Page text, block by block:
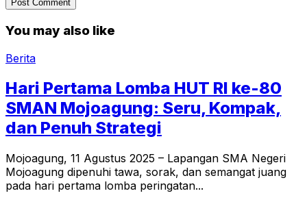
You may also like
Berita
Hari Pertama Lomba HUT RI ke-80
SMAN Mojoagung: Seru, Kompak,
dan Penuh Strategi
Mojoagung, 11 Agustus 2025 – Lapangan SMA Negeri
Mojoagung dipenuhi tawa, sorak, dan semangat juang
pada hari pertama lomba peringatan...